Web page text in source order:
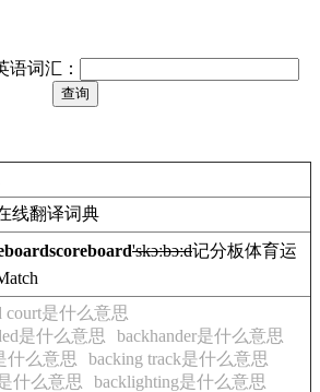
语词汇：
线翻译词典
scoreboard'skɔːbɔːd记分板体育运
court是什么意思
是什么意思
backhander是什么意思
什么意思
backing track是什么意思
什么意思
backlighting是什么意思